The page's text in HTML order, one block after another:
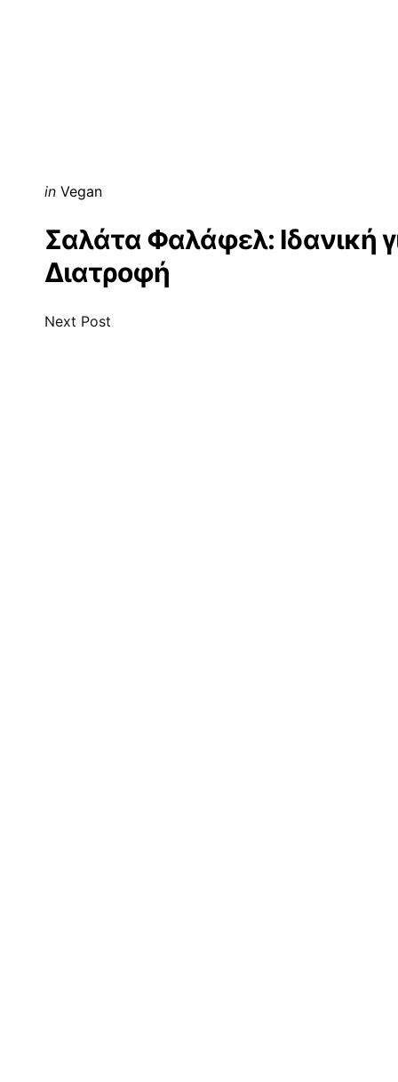
Posted
in Vegan
Σαλάτα Φαλάφελ: Ιδανική
Διατροφή
Next Post